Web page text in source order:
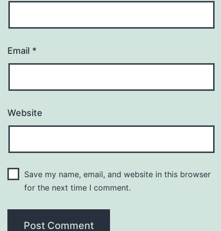
Email *
Website
Save my name, email, and website in this browser
for the next time I comment.